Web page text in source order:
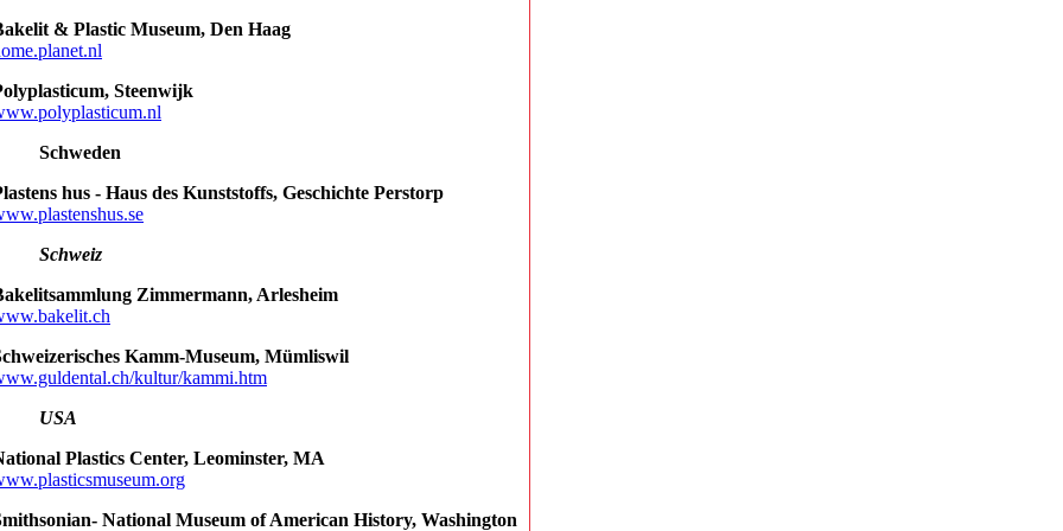
& Plastic Museum, Den Haag
Steenwijk
Schweden
hus - Haus des Kunststoffs, Geschichte Perstorp
Schweiz
Zimmermann, Arlesheim
Kamm-Museum, Mümliswil
kultur/kammi.htm
USA
Plastics Center, Leominster, MA
National Museum of American History, Washington